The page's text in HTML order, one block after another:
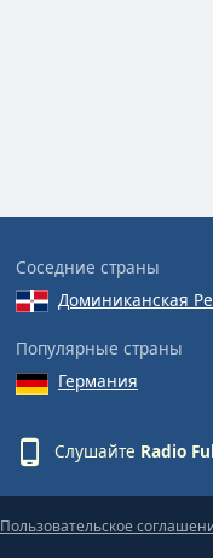
Соседние страны
Доминиканская
Популярные страны
Германия
Слушайте Radio
Пользовательское